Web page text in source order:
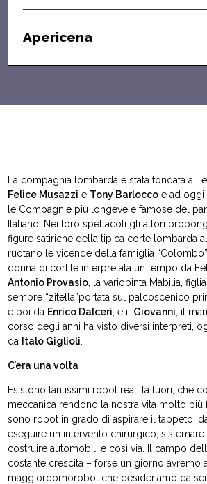
Apericena
La compagnia lombarda è stata fondata a
Felice Musazzi e Tony Barloccoe ad oggi
le Compagnie più longeve e famose del
Italiano. Nei loro spettacoli gli attori
figure satiriche della tipica corte lombarda
ruotano le vicende della famiglia “Colombo”
donna di cortile interpretata un tempo da
Antonio Provasio, la variopinta Mabilia,
sempre “zitella”portata sul palcoscenico
e poi da Enrico Dalceri , e il Giovanni , il
corso degli anni ha visto diversi interpreti,
da
Italo Giglioli
C’era una volta
Esistono tantissimi robot reali là fuori, che
meccanica rendono la nostra vita molto più
sono robot in grado di aspirare il tappeto,
eseguire un intervento chirurgico, sistemare
costruire automobili e così via. Il campo
costante crescita – forse un giorno avremo
maggiordomorobot che desideriamo da